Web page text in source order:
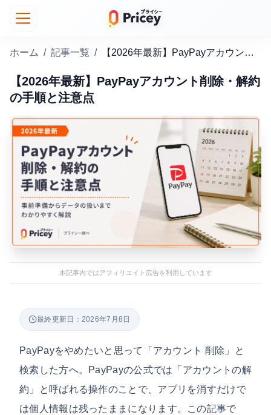
ホーム / 記事一覧 / 【2026年最新】PayPayアカウント削除・解約の手順と注意点
【2026年最新】PayPayアカウント削除・解約
の手順と注意点
本記事内ではアフィリエイト広告を利用しています
最終更新日：2026年7月8日
PayPayをやめたいと思って「アカウント 削除」と
検索した方へ。PayPayの公式では「アカウントの解
約」と呼ばれる操作のことで、アプリを消すだけで
は個人情報は残ったままになります。この記事で